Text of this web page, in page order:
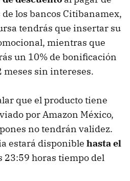
de los bancos Citibanamex,
tendrás que insertar su
mientras que
un 10% de bonificación
meses sin intereses.
que el producto tiene
por Amazon México,
no tendrán validez.
estará disponible hasta el
23:59 horas tiempo del